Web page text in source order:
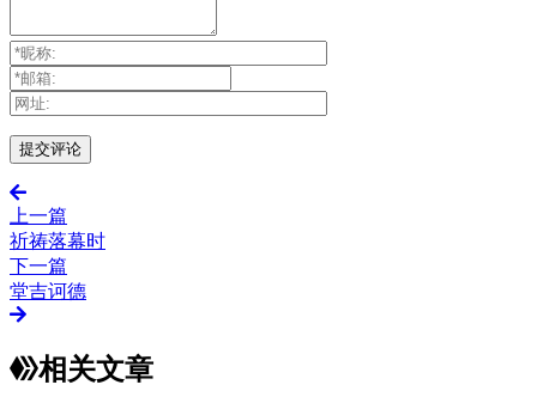
上一篇
祈祷落幕时
下一篇
堂吉诃德
相关文章